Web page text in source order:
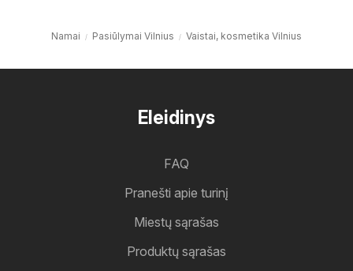
Namai Pasiūlymai Vilnius Vaistai, kosmetika Vilnius
Eleidinys
FAQ
Pranešti apie turinį
Miestų sąrašas
Produktų sąrašas